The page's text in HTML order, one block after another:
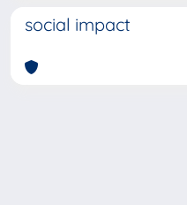
social impact